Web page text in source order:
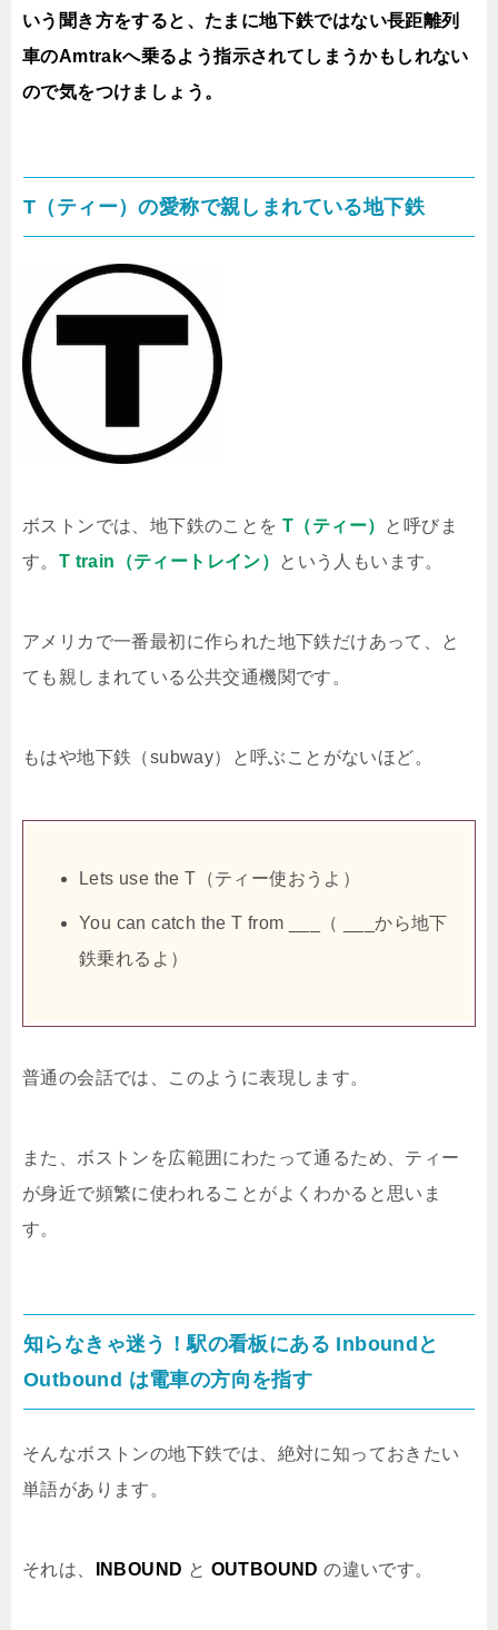
いう聞き方をすると、たまに地下鉄ではない長距離列
車のAmtrakへ乗るよう指示されてしまうかもしれない
ので気をつけましょう。
T（ティー）の愛称で親しまれている地下鉄
ボストンでは、地下鉄のことを T（ティー） と呼びま
す。 T train（ティートレイン） という人もいます。
アメリカで一番最初に作られた地下鉄だけあって、と
ても親しまれている公共交通機関です。
もはや地下鉄（subway）と呼ぶことがないほど。
Lets use the T（ティー使おうよ）
You can catch the T from ___（ ___から地下
鉄乗れるよ）
普通の会話では、このように表現します。
また、ボストンを広範囲にわたって通るため、ティー
が身近で頻繁に使われることがよくわかると思いま
す。
知らなきゃ迷う！駅の看板にある Inboundと
Outbound は電車の方向を指す
そんなボストンの地下鉄では、絶対に知っておきたい
単語があります。
それは、 INBOUND と OUTBOUND の違いです。